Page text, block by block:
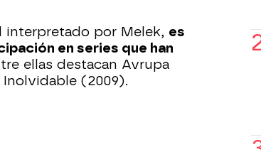
interpretado por Melek, es
en series que han
ellas destacan Avrupa
(2009).